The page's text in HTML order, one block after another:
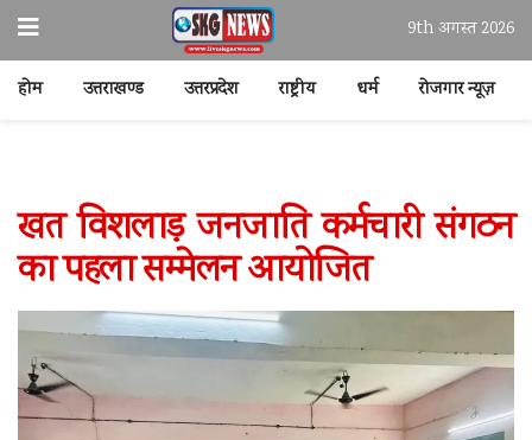
9th अगस्त 2026
होम उत्तराखण्ड उत्तरप्रदेश राष्ट्रीय धर्म रोजगार न्यूज़
खत विशलाड़ जनजाति कर्मचारी संगठन
का पहला सम्मेलन आयोजित